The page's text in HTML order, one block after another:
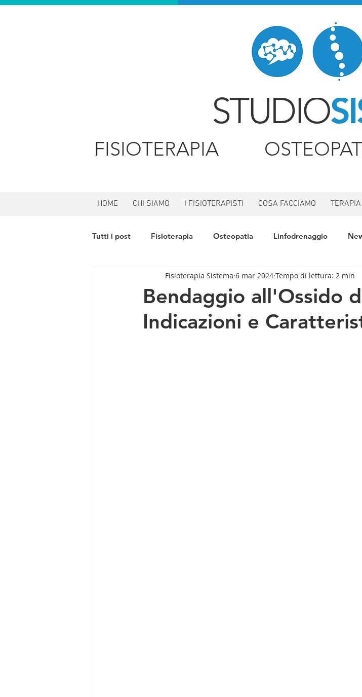
STUDIO
FISIOTERAPIA
HOME CHI SIAMO I FISIOTERAPISTI COSA FACCIAMO
Tutti i post Fisioterapia Osteopatia Linfodrenaggio
Bendaggio all'Ossido
Indicazioni e
Fisioterapia Sistema 6 mar 2024 Tempo di lettura: 2 min